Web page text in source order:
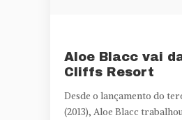
Aloe Blacc vai
Cliffs Resort
Desde o lançamento do
(2013), Aloe Blacc